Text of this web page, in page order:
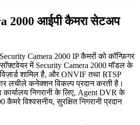
2000 आईपी कैमरा सेटअप
Camera 2000 IP कैमरों को कॉन्फ़िगर
में Security Camera 2000 मॉडल के
शामिल है, और ONVIF तथा RTSP
लचीले कनेक्शन विकल्प प्रदान करती है।
कार्यालय निगरानी के लिए, Agent DVR के
विश्वसनीय, सुरक्षित निगरानी प्रदान